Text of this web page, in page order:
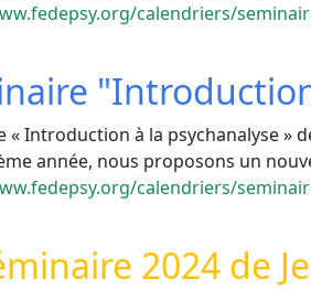
calendriers/
« Introduction à la psychanalyse »
année, nous proposons un
calendriers/
2024 de